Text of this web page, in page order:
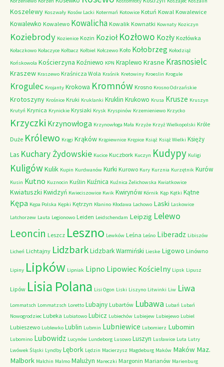
Koszelewy Koszwały Kosów Lacki Kotermań Kotowice Kotuń Kowal Kowalewice
Kowalewko Kowalewo Kowalicha Kowalik Kownatki Kownaty Koziczyn
Koziebrody Kozienice Kozin Kozioł Kozłowo Kozły Kozłówka
Kołaczkowo Kołaczyce Kołbacz Kołbiel Kołczewo Koło Kołobrzeg Kołodziąż
Końskowola Kościerzyna Koźniewo KPN Kraplewo Krasne Krasnosielc
Kraszew Kraszewo Kraśnicza Wola Kraśnik Kretowiny Kroeslin Krogule
Krogulec Krojanty Krokowa Kromnów Krosno Krosno Odrzańskie
Krotoszyny Krośnice Kruki Kruklanki Kruklin Krukowo Krusa Krusze Kruszyn
Krutyń Krynica Krynickie Krysiaki Krysk Kryspinów Krzemieniewo Krzycko
Krzyczki Krzynowłoga Krzynowłoga Mała Krzyże Krzyż Wielkopolski Króle
Duże Królewo Krągi Krąków Krąpiewnice Krępice Książ Książ Wielki Księży
Las Kuchary Żydowskie Kucice Kuczbork Kuczyn Kudypy Kuligi
KuligówKulik Kupin Kurdwanów Kurki Kurowo Kury Kurznia Kurzętnik Kurów
Kusin Kutno Kuznocin Kuślin Kuźnica Kuźnica Żelichowska Kwiatkowice
Kwiatuszki Kwidzyń Kwieciszowice Kwik Kwirynów Kórnik Kąp Kątki Kątne
Kępa Kępa Polska Kępki Kętrzyn Kłanino Kłodawa Lachowo Laski Laskowice
Latchorzew Lauta Legionowo Leiden Leidschendam Leipzig Lelewo
Leoncin Leszcz Leszno Lewków Leśna Leśno Liberadz Libiszów
Licheń Lichtajny LidzbarkLidzbark Warmiński Lieske Ligowo Linówno
Lipiny Lipków Lipniak Lipno Lipowiec Kościelny Lipsk Lipusz
Lipów Lisia Polana Lisi Ogon Liski Liszyno Litwinki Liw Liwa
Lommatsch Lommatzsch Loretto Lubajny Lubartów Lubawa Lubań Lubań
Nowogrodziec Lubeka Lubiatowo Lubicz Lubiechów Lubiejew Lubiejewo Lubiel
Lubieszewo Lublewko Lublin Lubmin Lubniewice Lubomierz Lubomin
Lubomino Lubowidz Lucynów Lundeborg Lusowo Luszyn Lusławice Luta Lutry
Lwówek Śląski Lyndby Lębork Lędzin Macierzysz Magdeburg Maków Maków Maz.
Malbork Malchin Malmo Malużyn Mareczki Margonin Marianów Marienburg